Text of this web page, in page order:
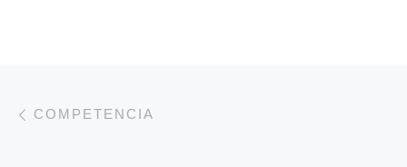
Navegación de entradas
COMPETENCIA